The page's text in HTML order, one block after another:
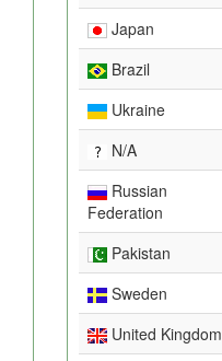
Japan
Brazil
Ukraine
N/A
Russian
Federation
Pakistan
Sweden
United Kingdom